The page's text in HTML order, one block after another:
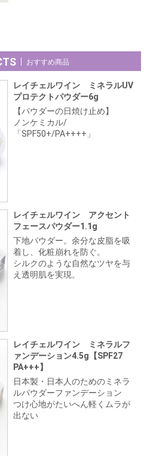
おすすめ商品
レイチェルワイン ミネラルUV
プロテクトパウダー6g
【パウダーの日焼け止め】
ノンケミカル/
「SPF50+/PA++++」
レイチェルワイン アクセント
フェースパウダー1.1g
下地パウダー。余分な皮脂を吸
着し、化粧崩れを防ぐ。
シルクのような自然なツヤを与
え透明肌を実現。
レイチェルワイン ミネラルフ
ァンデーション4.5g【SPF27
PA+++】
日本製・日本人のためのミネラ
ルパウダーファンデーション
つけ心地がたいへん軽くムラが
出ない